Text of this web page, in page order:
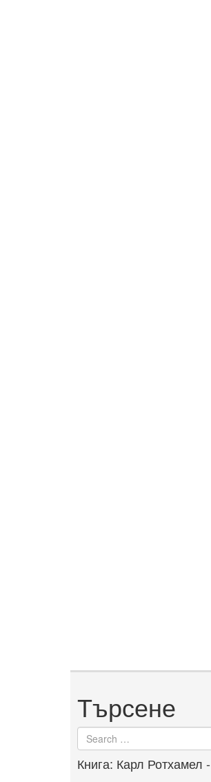
Търсене
Search
for
Книга: Карл Ротхамел